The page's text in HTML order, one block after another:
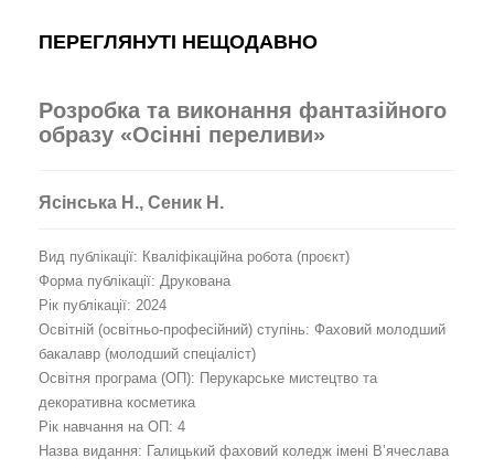
ПЕРЕГЛЯНУТІ НЕЩОДАВНО
Розробка та виконання фантазійного
образу «Осінні переливи»
Ясінська Н., Сеник Н.
Вид публікації: Кваліфікаційна робота (проєкт)
Форма публікації: Друкована
Рік публікації: 2024
Освітній (освітньо-професійний) ступінь: Фаховий молодший
бакалавр (молодший спеціаліст)
Освітня програма (ОП): Перукарське мистецтво та
декоративна косметика
Рік навчання на ОП: 4
Назва видання: Галицький фаховий коледж імені В’ячеслава